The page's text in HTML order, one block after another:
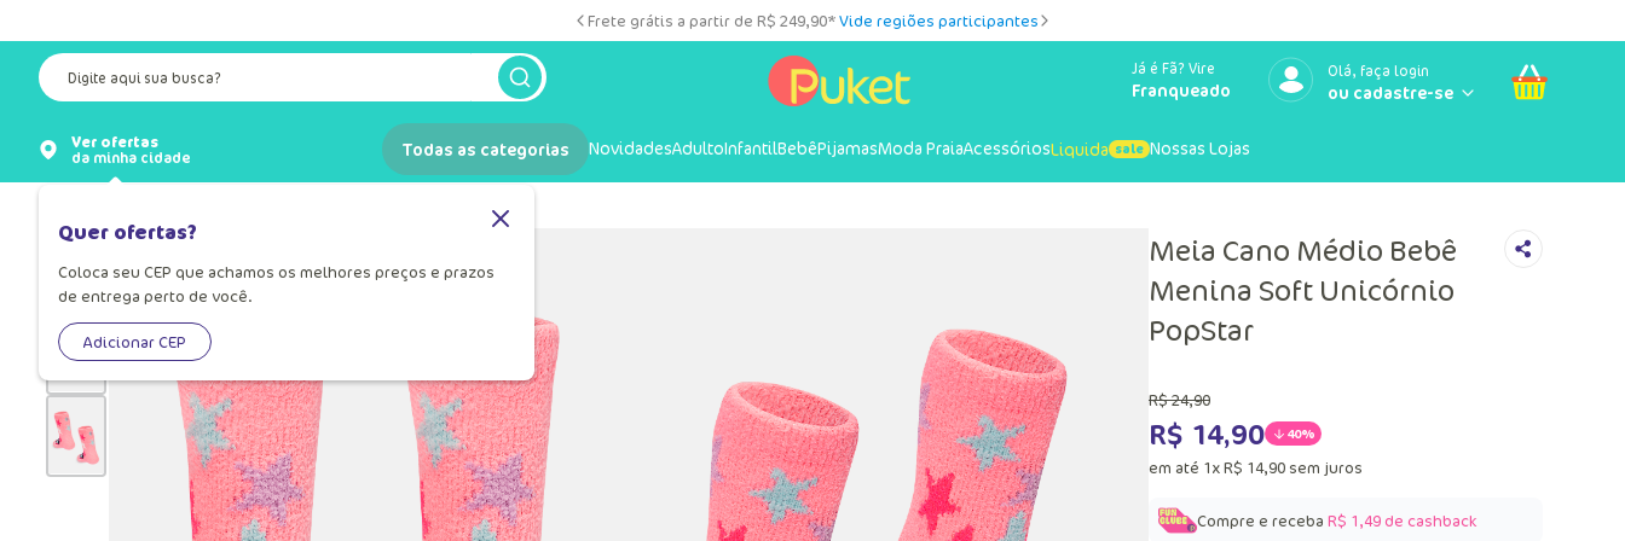
Frete grátis a partir de R$ 249,90*Vide regiões participantes
Digite aqui sua busca? Já é Fã? Vire
Franqueado
Olá, faça login
Ver ofertas
da minha cidade
Quer ofertas?
Coloca seu CEP que achamos os melhores preços e prazos
de entrega perto de você.
Adicionar CEP
Todas as categorias NovidadesAdultoInfantilBebêPijamasModa PraiaAcessóriosLiquida Nossas Lojas
Meia Cano Médio Bebê
Menina Soft Unicórnio
PopStar
R$24,90
R$ 14,90 40%
em até 1xR$ 14,90 sem juros
Compre e receba R$ 1,49de cashback